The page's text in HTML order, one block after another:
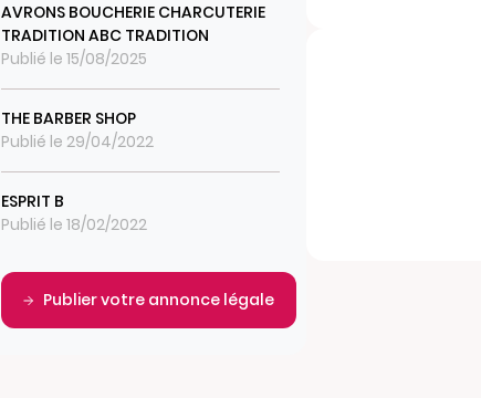
AVRONS BOUCHERIE CHARCUTERIE
TRADITION ABC TRADITION
Publié le 15/08/2025
THE BARBER SHOP
Publié le 29/04/2022
ESPRIT B
Publié le 18/02/2022
Publier votre annonce légale